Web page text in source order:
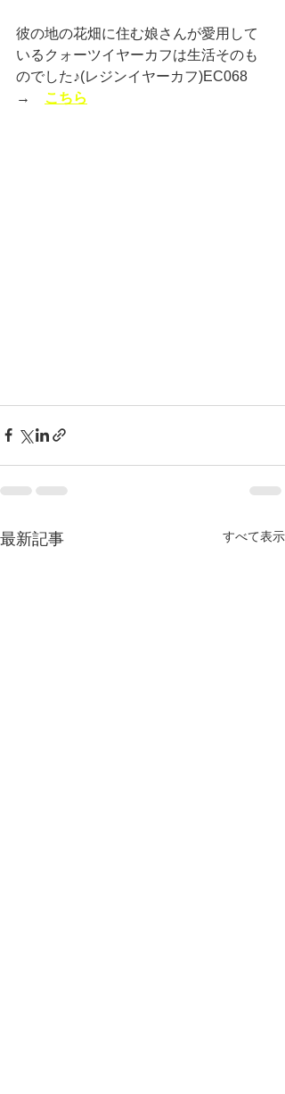
彼の地の花畑に住む娘さんが愛用して
いるクォーツイヤーカフは生活そのも
のでした♪(レジンイヤーカフ)EC068
→ こちら
最新記事 すべて表示